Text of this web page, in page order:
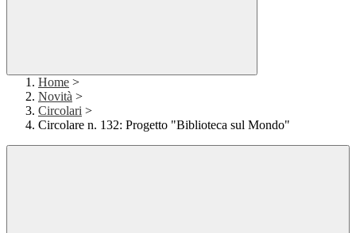
Home >
Novità >
Circolari >
Circolare n. 132: Progetto "Biblioteca sul Mondo"